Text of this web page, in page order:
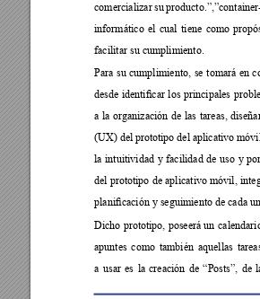

    

     
   
     

      
  
  
   
       